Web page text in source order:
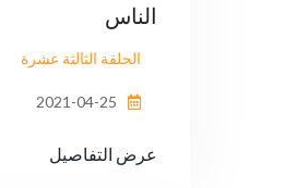
الناس
الحلقة الثالثة عشرة
عرض التفاصيل